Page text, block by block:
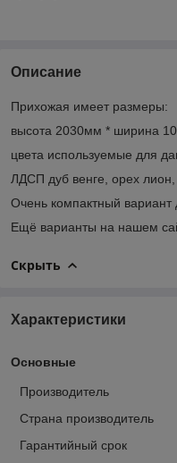
Описание
Прихожая имеет размеры:
высота 2030мм * ширина
цвета используемые для
ЛДСП дуб венге, орех
Очень компактный вариант
Ещё варианты на нашем
Скрыть
Характеристики
Основные
Производитель
Страна производитель
Гарантийный срок